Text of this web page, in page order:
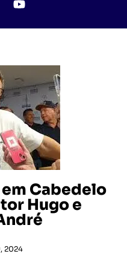
em Cabedelo
Hugo e
2024